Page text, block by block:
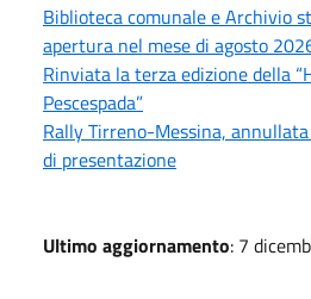
Biblioteca comunale e Archivio
apertura nel mese di agosto
Rinviata la terza edizione della
Pescespada”
Rally Tirreno-Messina,
di presentazione
Ultimo aggiornamento: 7